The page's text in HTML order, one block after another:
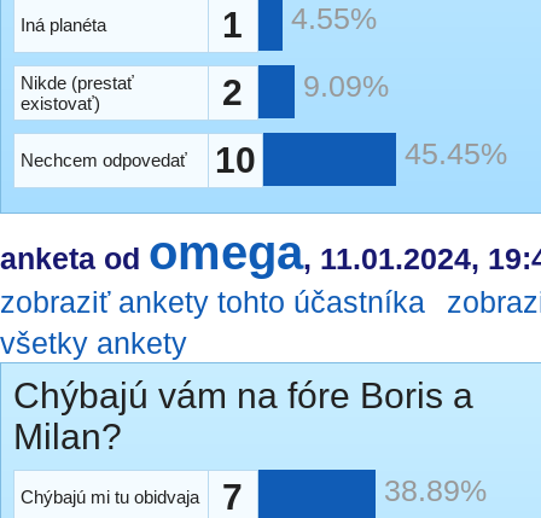
Iná planéta 1 4.55%
Nikde (prestať
existovať)
2 9.09%
Nechcem odpovedať 10 45.45%
anketa od omega, 11.01.2024,
zobraziť ankety tohto účastníka
všetky ankety
Chýbajú vám na fóre Boris a
Milan?
Chýbajú mi tu obidvaja 7 38.89%